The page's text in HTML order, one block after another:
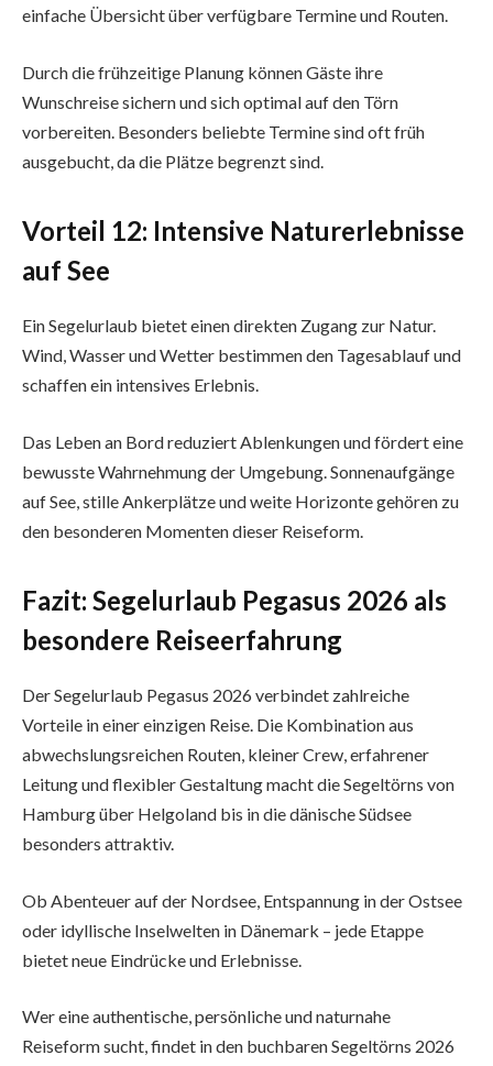
einfache Übersicht über verfügbare Termine und Routen.
Durch die frühzeitige Planung können Gäste ihre
Wunschreise sichern und sich optimal auf den Törn
vorbereiten. Besonders beliebte Termine sind oft früh
ausgebucht, da die Plätze begrenzt sind.
Vorteil 12: Intensive Naturerlebnisse
auf See
Ein Segelurlaub bietet einen direkten Zugang zur Natur.
Wind, Wasser und Wetter bestimmen den Tagesablauf und
schaffen ein intensives Erlebnis.
Das Leben an Bord reduziert Ablenkungen und fördert eine
bewusste Wahrnehmung der Umgebung. Sonnenaufgänge
auf See, stille Ankerplätze und weite Horizonte gehören zu
den besonderen Momenten dieser Reiseform.
Fazit: Segelurlaub Pegasus 2026 als
besondere Reiseerfahrung
Der Segelurlaub Pegasus 2026 verbindet zahlreiche
Vorteile in einer einzigen Reise. Die Kombination aus
abwechslungsreichen Routen, kleiner Crew, erfahrener
Leitung und flexibler Gestaltung macht die Segeltörns von
Hamburg über Helgoland bis in die dänische Südsee
besonders attraktiv.
Ob Abenteuer auf der Nordsee, Entspannung in der Ostsee
oder idyllische Inselwelten in Dänemark – jede Etappe
bietet neue Eindrücke und Erlebnisse.
Wer eine authentische, persönliche und naturnahe
Reiseform sucht, findet in den buchbaren Segeltörns 2026